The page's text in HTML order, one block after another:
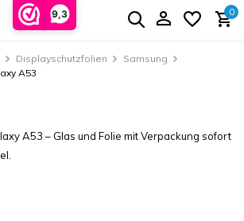
9,3 0
Displayschutzfolien
Samsung
A53
A53 – Glas und Folie mit Verpackung sofort